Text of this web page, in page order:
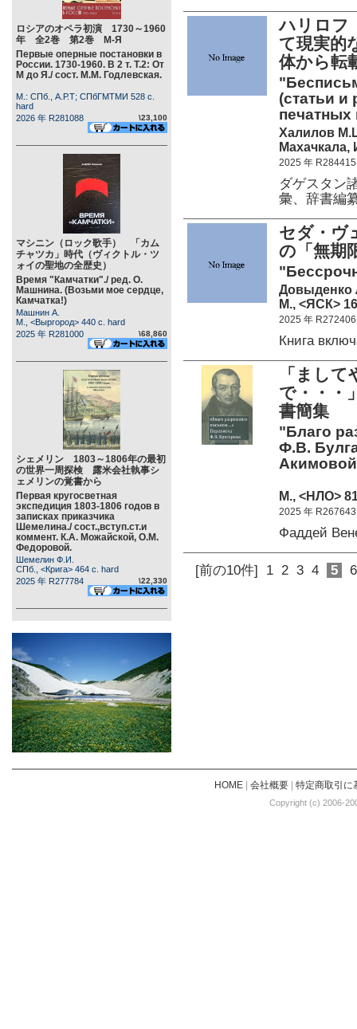
ロシアのオペラ初演 1730～1960
年 全2巻 第2巻 М-Я
Первые оперные постановки в
России. 1730-1960. В 2 т. Т.2: От
М до Я./ сост. М.М. Годлевская.
М.: СПб., А.Р.Т; СПбГМТМИ 528 c.
hard
2026 年 R281088
\23,100
マシニン（ロック歌手） 「カム
チャツカ」時代（ヴィクトル・ツ
ォイの聖地の全歴史）
Время "Камчатки"./ ред. О.
Машнина. (Возьми мое сердце,
Камчатка!)
Машнин А.
М., <Выргород> 440 c. hard
2025 年 R281000
\68,860
シェメリン 1803～1806年の最初
の世界一周探検 露米会社執事シ
ェメリンの覚書から
Первая кругосветная
экспедиция 1803-1806 годов в
записках приказчика
Шемелина./ сост.,вступ.ст.и
коммент. К.А. Можайской, О.М.
Федоровой.
Шемелин Ф.И.
СПб., <Крига> 464 c. hard
2025 年 R277784
\22,330
ハリロフ
て現実的
体から転
(статьи и
печатных
Халилов
2025 年 R284415
ダゲスタン
彙、辞書編
セダ・ヴ
の「無
Довыденко
М., <ЯСК>
2025 年 R272406
Книга
「まし
で・・・
書簡集
"Благо
Ф.В.
М., <НЛО>
2025 年 R267643
Фаддей
[前の10件] 1 2 3 4 5 6
HOME| 会社概要| 特定商取引に
Copyright (c) 2006-